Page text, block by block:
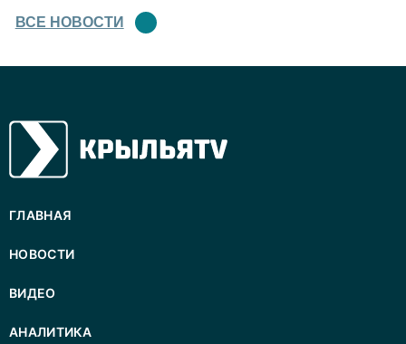
ВСЕ НОВОСТИ
ГЛАВНАЯ
НОВОСТИ
ВИДЕО
АНАЛИТИКА